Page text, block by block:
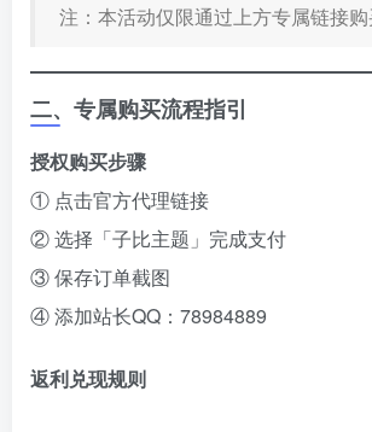
注：本活动仅限通过上方专属链接
二、专属购买流程指引
授权购买步骤
① 点击官方代理链接
② 选择「子比主题」完成支付
③ 保存订单截图
④ 添加站长QQ：78984889
返利兑现规则